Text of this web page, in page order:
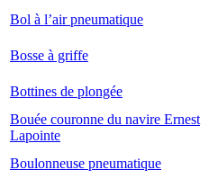
Bol à l’air pneumatique
Bosse à griffe
Bottines de plongée
Bouée couronne du navire Ernest
Lapointe
Boulonneuse pneumatique